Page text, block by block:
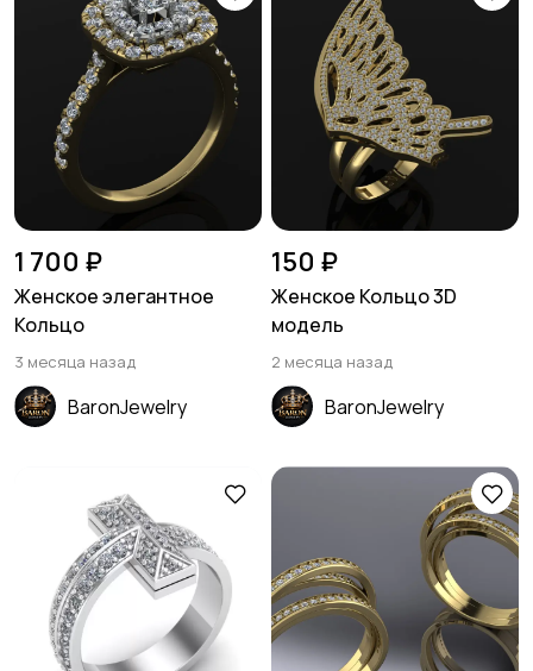
1 700 ₽
Женское элегантное
Кольцо
3 месяца назад
BaronJewelry
150 ₽
Женское Кольцо 3D
модель
2 месяца назад
BaronJewelry